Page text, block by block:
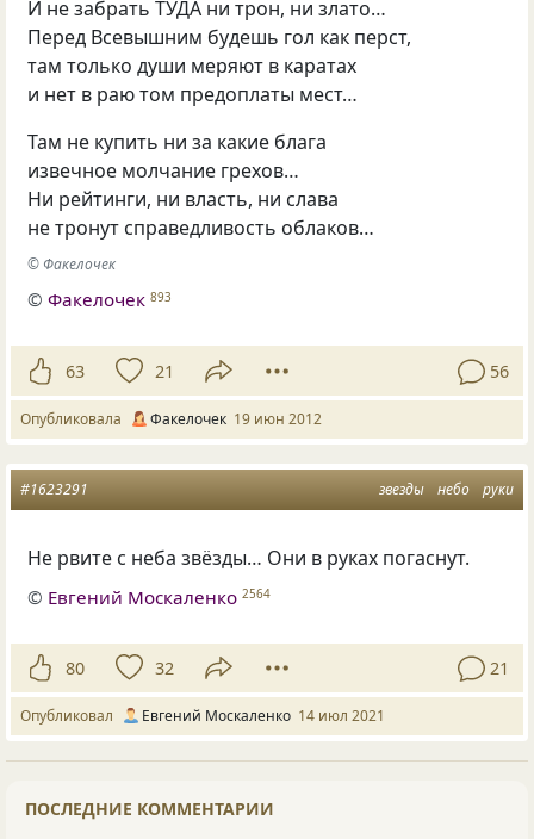
И не забрать ТУДА ни трон, ни злато…
Перед Всевышним будешь гол как перст,
там только души меряют в каратах
и нет в раю том предоплаты мест…
Там не купить ни за какие блага
извечное молчание грехов…
Ни рейтинги, ни власть, ни слава
не тронут справедливость облаков…
© Факелочек
©Факелочек 893
63 21 56
Опубликовала Факелочек 19 июн 2012
звезды небо руки
#1623291
Не рвите с неба звёзды… Они в руках погаснут.
© Евгений Москаленко 2564
80 32 21
Опубликовал Евгений Москаленко 14 июл 2021
ПОСЛЕДНИЕ КОММЕНТАРИИ